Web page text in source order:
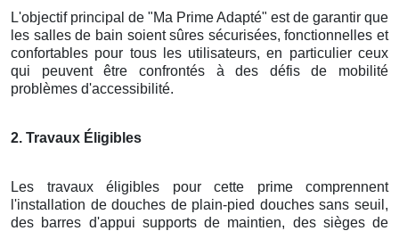
L'objectif principal de "Ma Prime Adapté" est de garantir que
les salles de bain soient sûres sécurisées, fonctionnelles et
confortables pour tous les utilisateurs, en particulier ceux
qui peuvent être confrontés à des défis de mobilité
problèmes d'accessibilité.
2. Travaux Éligibles
Les travaux éligibles pour cette prime comprennent
l'installation de douches de plain-pied douches sans seuil,
des barres d'appui supports de maintien, des sièges de